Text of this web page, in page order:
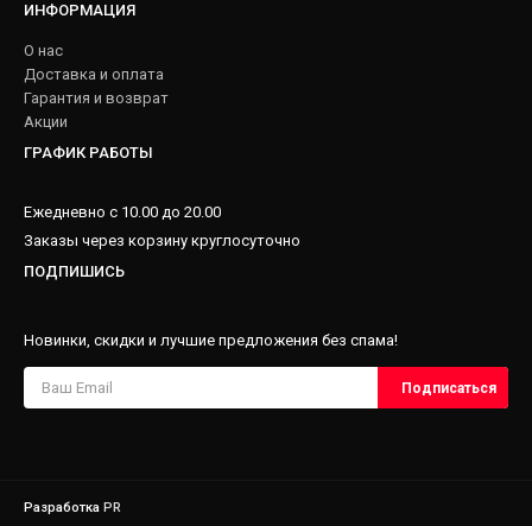
ИНФОРМАЦИЯ
О нас
Доставка и оплата
Гарантия и возврат
Акции
ГРАФИК РАБОТЫ
Ежедневно с 10.00 до 20.00
Заказы через корзину круглосуточно
ПОДПИШИСЬ
Новинки, скидки и лучшие предложения без спама!
Разработка PR